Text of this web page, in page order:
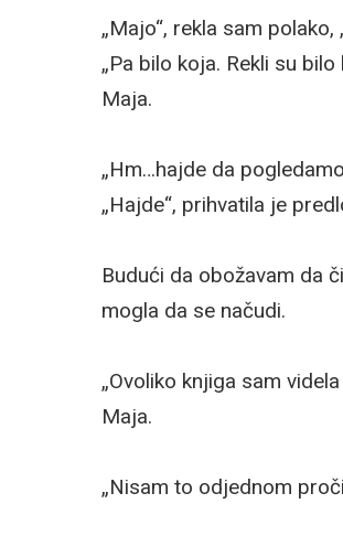
„Majo“, rekla sam
„Pa bilo koja. Rekli su
Maja.
„Hm…hajde da
„Hajde“, prihvatila je
Budući da obožavam da
mogla da se načudi.
„Ovoliko knjiga sam
Maja.
„Nisam to odjednom